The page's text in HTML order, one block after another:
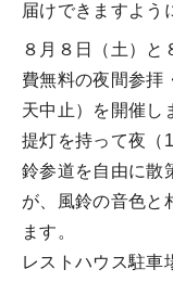
届けできますよう
８月８日（土）と
費無料の夜間参拝
天中止）を開催し
提灯を持って夜（
鈴参道を自由に散
が、風鈴の音色と
ます。
レストハウス駐車